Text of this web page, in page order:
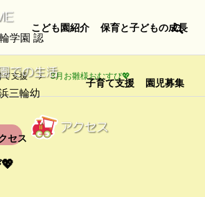
こども園紹介 保育と子どもの成長
子育て支援 園児募集
セス
て支援 3月お雛様おむすび💖